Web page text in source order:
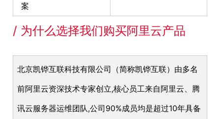
案
/ 为什么选择我们购买阿里云产品
北京凯铧互联科技有限公司（简称凯铧互联）由多名
前阿里云资深技术专家创立,核心员工来自阿里云、腾
讯云服务器运维团队,公司90%成员均是超过10年具备